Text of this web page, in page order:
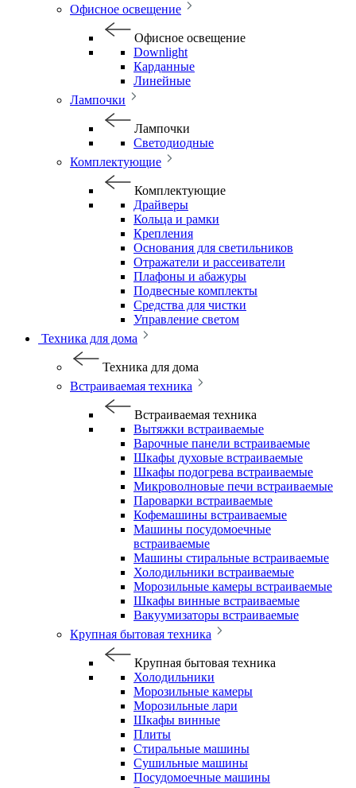
Офисное освещение
Офисное освещение
Downlight
Карданные
Линейные
Лампочки
Лампочки
Светодиодные
Комплектующие
Комплектующие
Драйверы
Кольца и рамки
Крепления
Основания для светильников
Отражатели и рассеиватели
Плафоны и абажуры
Подвесные комплекты
Средства для чистки
Управление светом
Техника для дома
Техника для дома
Встраиваемая техника
Встраиваемая техника
Вытяжки встраиваемые
Варочные панели встраиваемые
Шкафы духовые встраиваемые
Шкафы подогрева встраиваемые
Микроволновые печи встраиваемые
Пароварки встраиваемые
Кофемашины встраиваемые
Машины посудомоечные
встраиваемые
Машины стиральные встраиваемые
Холодильники встраиваемые
Морозильные камеры встраиваемые
Шкафы винные встраиваемые
Вакуумизаторы встраиваемые
Крупная бытовая техника
Крупная бытовая техника
Холодильники
Морозильные камеры
Морозильные лари
Шкафы винные
Плиты
Стиральные машины
Сушильные машины
Посудомоечные машины